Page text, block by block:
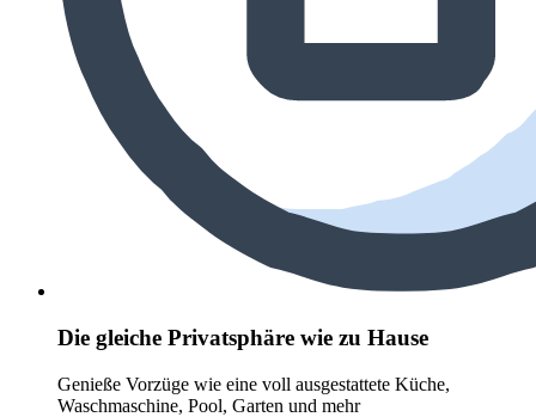
Die gleiche Privatsphäre wie zu Hause
Genieße Vorzüge wie eine voll ausgestattete Küche,
Waschmaschine, Pool, Garten und mehr